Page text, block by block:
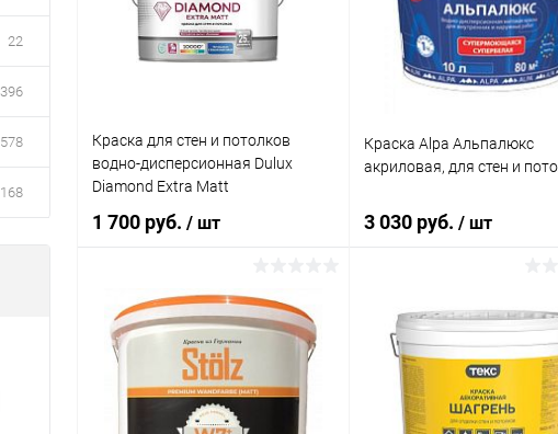
22
396
578
168
Краска для стен и потолков
водно-дисперсионная Dulux
Diamond Extra Matt
глубокоматовая база BW 1 л.
1 700 руб. / шт
В корзину
Купить в 1 клик Сравнение
В избранное В наличии
Краска Alpa Альпалюкс
акриловая, для стен и
3 030 руб. / шт
В корзину
Купить в 1 клик
В избранное В